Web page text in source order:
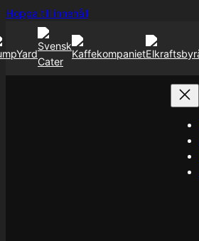
Hoppa till innehållHoppa